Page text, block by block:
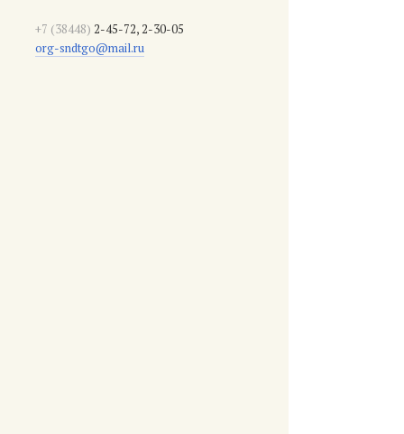
+7 (38448) 2-45-72, 2-30-05
org-sndtgo@mail.ru